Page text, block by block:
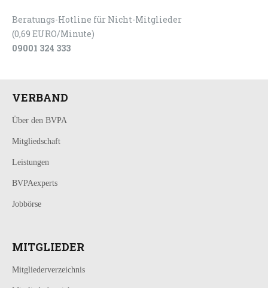
Beratungs-Hotline für Nicht-Mitglieder
(0,69 EURO/Minute)
09001 324 333
VERBAND
Über den BVPA
Mitgliedschaft
Leistungen
BVPAexperts
Jobbörse
MITGLIEDER
Mitgliederverzeichnis